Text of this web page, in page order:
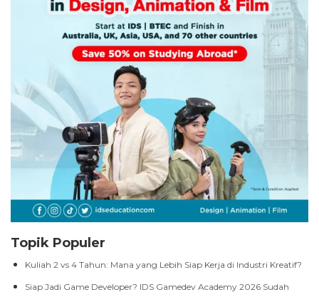
Topik Populer
Kuliah 2 vs 4 Tahun: Mana yang Lebih Siap Kerja di Industri Kreatif?
Siap Jadi Game Developer? IDS Gamedev Academy 2026 Sudah